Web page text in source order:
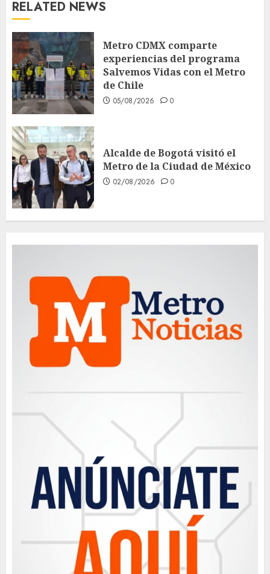
RELATED NEWS
Metro CDMX comparte
experiencias del programa
Salvemos Vidas con el Metro
de Chile
05/08/2026 0
Alcalde de Bogotá visitó el
Metro de la Ciudad de México
02/08/2026 0